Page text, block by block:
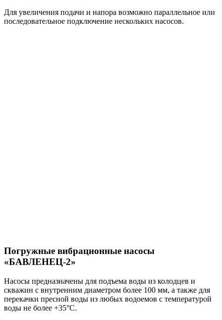
Для увеличения подачи и напора возможно параллельное или
последовательное подключение нескольких насосов.
Погружные вибрационные насосы
«БАВЛЕНЕЦ-2»
Насосы предназначены для подъема воды из колодцев и
скважин с внутренним диаметром более 100 мм, а также для
перекачки пресной воды из любых водоемов с температурой
воды не более +35°С.